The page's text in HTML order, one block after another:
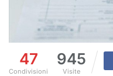
47
Condivisioni
945
Visite